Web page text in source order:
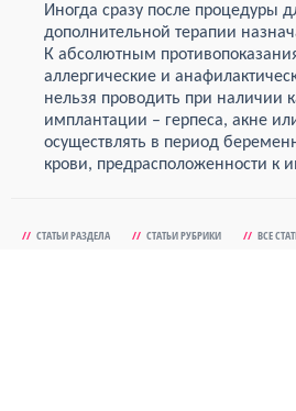
Иногда сразу после процедуры
дополнительной терапии
К абсолютным
аллергические и
нельзя проводить при наличии
имплантации – герпеса, акне
осуществлять в период
крови, предрасположенности к
// СТАТЬИ РАЗДЕЛА // СТАТЬИ РУБРИКИ // ВСЕ